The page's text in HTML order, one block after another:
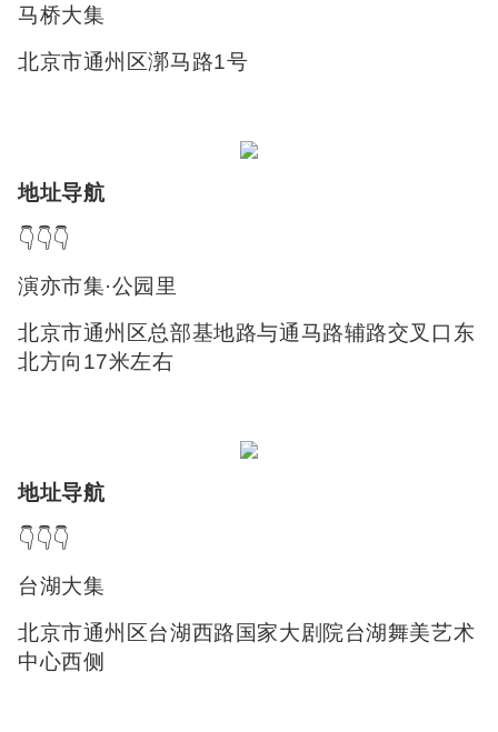
马桥大集
北京市通州区漷马路1号
地址导航
👇👇👇
演亦市集·公园里
北京市通州区总部基地路与通马路辅路交叉口东
北方向17米左右
地址导航
👇👇👇
台湖大集
北京市通州区台湖西路国家大剧院台湖舞美艺术
中心西侧